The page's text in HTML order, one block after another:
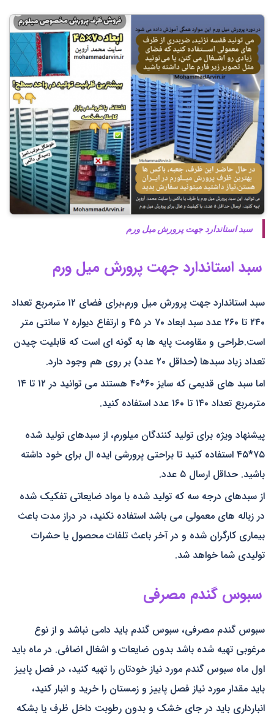
سبد استاندارد جهت پرورش میل ورم
سبد استاندارد جهت پرورش میل ورم
سبد استاندارد جهت پرورش میل ورم،برای فضای ۱۲ مترمربع تعداد
۲۴۰ تا ۲۶۰ عدد سبد ابعاد ۷۰ در ۴۵ و ارتفاع دیواره ۷ سانتی متر
است.طراحی و مقاومت پایه ها به گونه ای است که قابلیت چیدن
تعداد زیاد سبدها (حداقل ۲۰ عدد) بر روی هم وجود دارد.
اما سبد های قدیمی که سایز ۶۰*۴۰ هستند می توانید در ۱۲ تا ۱۴
مترمربع تعداد ۱۴۰ تا ۱۶۰ عدد استفاده کنید.
پیشنهاد ویژه برای تولید کنندگان میلورم، از سبدهای تولید شده
۷۵*۴۵ استفاده کنید تا براحتی پرورشی ایده ال برای خود داشته
باشید. حداقل ارسال ۵ عدد.
از سبدهای درجه سه که تولید شده با مواد ضایعاتی تفکیک شده
در زباله های معمولی می باشد استفاده نکنید، در دراز مدت باعث
بیماری کارگران شده و در آخر باعث تلفات محصول یا حشرات
تولیدی شما خواهد شد.
سبوس گندم مصرفی
سبوس گندم مصرفی، سبوس گندم باید دامی نباشد و از نوع
مرغوبی تهیه شده باشد بدون ضایعات و اشغال اضافی. در ماه باید
اول ماه سبوس گندم مورد نیاز خودتان را تهیه کنید، در فصل پاییز
باید مقدار مورد نیاز فصل پاییز و زمستان را خرید و انبار کنید،
انبارداری باید در جای خشک و بدون رطوبت داخل ظرف یا بشکه